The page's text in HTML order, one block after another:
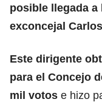
posible llegada a
exconcejal
Este dirigente
para el Concejo
mil votos e hizo